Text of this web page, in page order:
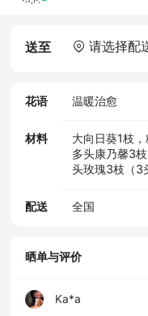
送至 请选择配
花语 温暖治愈
材料
大向日葵1枝
多头康乃馨3
头玫瑰3枝（3
配送 全国
晒单与评价
Ka*a